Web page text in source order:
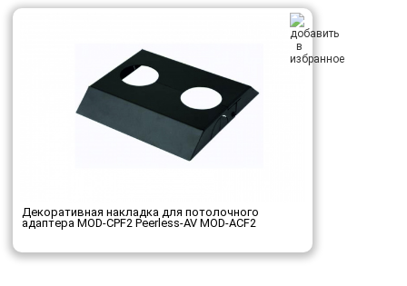
Декоративная накладка для потолочного
адаптера MOD-CPF2 Peerless-AV MOD-ACF2